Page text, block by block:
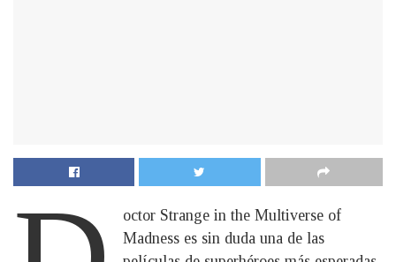
octor Strange in the Multiverse of
Madness es sin duda una de las